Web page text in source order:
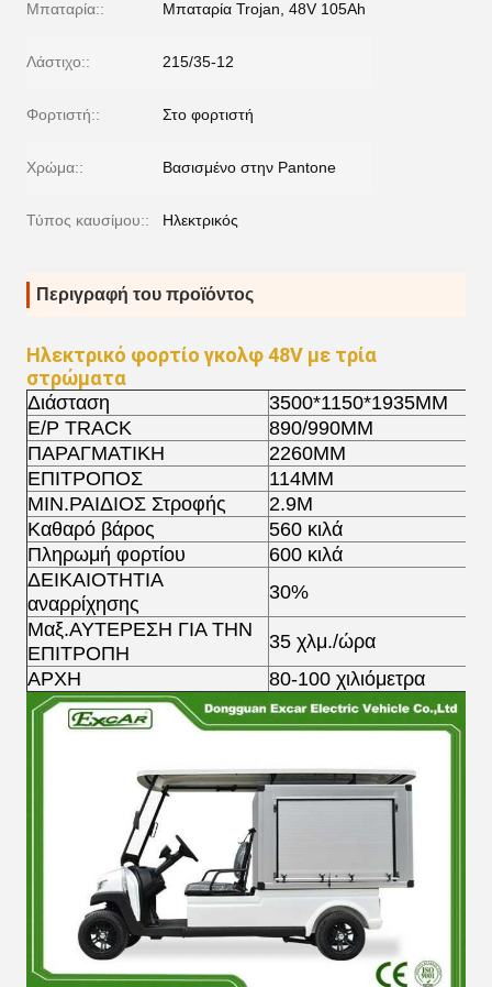
Μπαταρία:: Μπαταρία Trojan, 48V 105Ah
Λάστιχο:: 215/35-12
Φορτιστή:: Στο φορτιστή
Χρώμα:: Βασισμένο στην Pantone
Τύπος καυσίμου:: Ηλεκτρικός
Περιγραφή του προϊόντος
Ηλεκτρικό φορτίο γκολφ 48V με τρία
στρώματα
Διάσταση
3500*1150*1935MM
Ε/Ρ TRACK
890/990MM
ΠΑΡΑΓΜΑΤΙΚΗ
2260MM
ΕΠΙΤΡΟΠΟΣ
114MM
ΜΙΝ.ΡΑΙΔΙΟΣ Στροφής
2.9M
Καθαρό βάρος
560 κιλά
Πληρωμή φορτίου
600 κιλά
ΔΕΙΚΑΙΟΤΗΤΙΑ
αναρρίχησης
30%
Μαξ.ΑΥΤΕΡΕΣΗ ΓΙΑ ΤΗΝ
ΕΠΙΤΡΟΠΗ
35 χλμ./ώρα
ΑΡΧΗ
80-100 χιλιόμετρα